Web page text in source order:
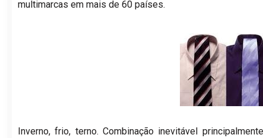
multimarcas em mais de 60 países.
Inverno, frio, terno. Combinação inevitável